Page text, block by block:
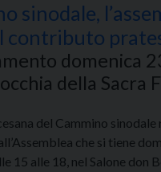
sinodale,
contributo
domenica
della Sacra
del Cammino sinodale
che si tiene
15 alle 18, nel Salone don